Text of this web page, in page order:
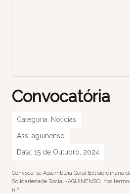
Convocatória
Categoria: Notícias
Ass: aguinenso
Data: 15 de Outubro, 2024
Convoca-se Assembleia Geral Extraordinária
Solidariedade Social -AGUINENSO, nos
n.º